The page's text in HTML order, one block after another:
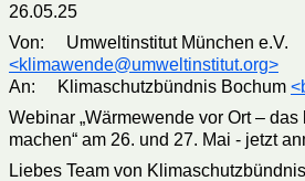
26.05.25
Von: Umweltinstitut München e.V.
<klimawende@umweltinstitut.org>
An: Klimaschutzbündnis Bochum
Webinar „Wärmewende vor Ort – das
machen“ am 26. und 27. Mai - jetzt
Liebes Team von